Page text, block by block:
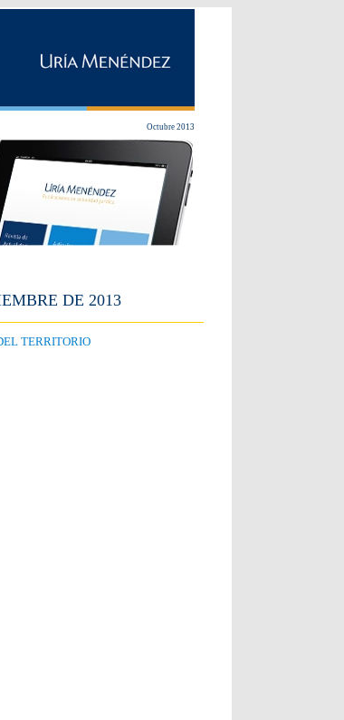
Octubre 2013
DE 2013
TERRITORIO